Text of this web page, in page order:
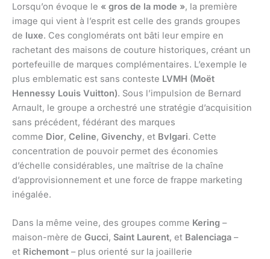
Lorsqu’on évoque le « gros de la mode », la première
image qui vient à l’esprit est celle des grands groupes
de luxe. Ces conglomérats ont bâti leur empire en
rachetant des maisons de couture historiques, créant un
portefeuille de marques complémentaires. L’exemple le
plus emblematic est sans conteste LVMH (Moët
Hennessy Louis Vuitton). Sous l’impulsion de Bernard
Arnault, le groupe a orchestré une stratégie d’acquisition
sans précédent, fédérant des marques
comme Dior, Celine, Givenchy, et Bvlgari. Cette
concentration de pouvoir permet des économies
d’échelle considérables, une maîtrise de la chaîne
d’approvisionnement et une force de frappe marketing
inégalée.
Dans la même veine, des groupes comme Kering –
maison-mère de Gucci, Saint Laurent, et Balenciaga –
et Richemont – plus orienté sur la joaillerie